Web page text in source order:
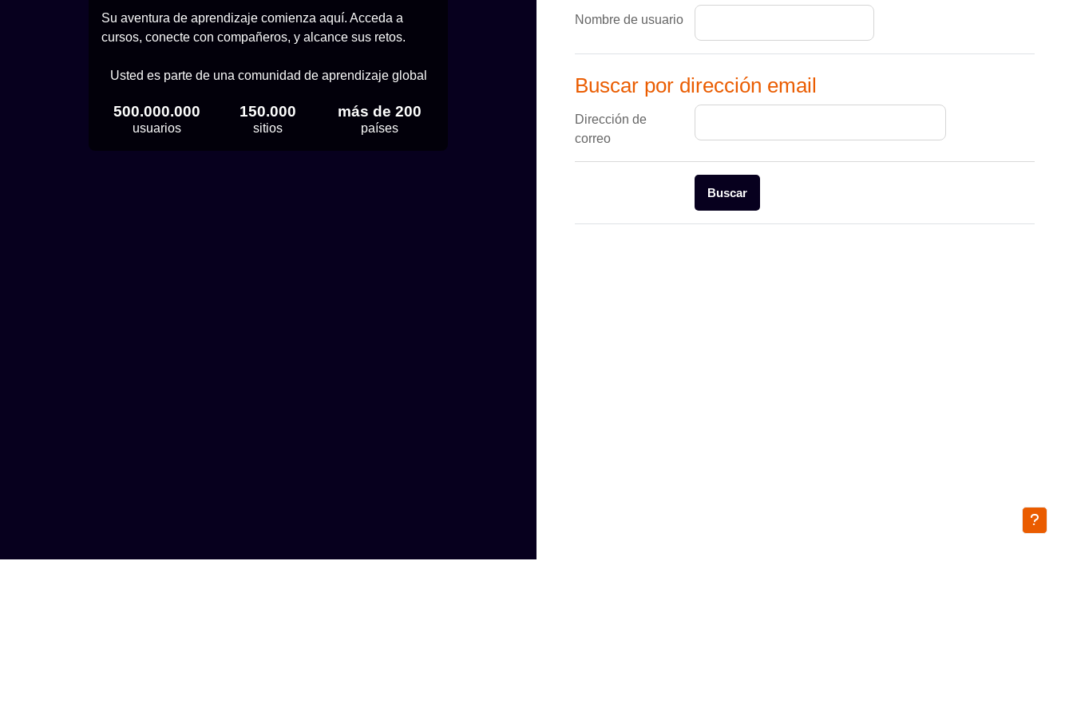
Su aventura de aprendizaje comienza aquí. Acceda a
cursos, conecte con compañeros, y alcance sus retos.
Usted es parte de una comunidad de aprendizaje global
500.000.000
usuarios
150.000
sitios
más de 200
países
Nombre de usuario
Buscar por dirección email
Buscar por dirección email
Dirección de
correo